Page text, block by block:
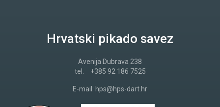
Hrvatski pikado savez
Avenija Dubrava 238
tel.
+385 92 186 7525
E-mail: hps@hps-dart.hr